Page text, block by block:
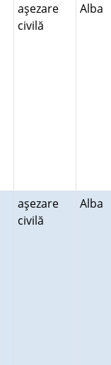
aşezare
civilă
Alba
aşezare
civilă
Alba